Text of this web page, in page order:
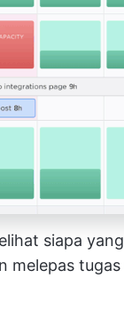
siapa
melepas